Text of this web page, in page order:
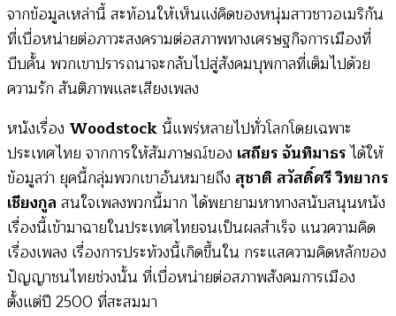
จากข้อมูลเหล่านี้ สะท้อนให้เห็นแง่คิดของหนุ่มสาวชาวอเมริกัน
ที่เบื่อหน่ายต่อภาวะสงครามต่อสภาพทางเศรษฐกิจการเมืองที่
บีบคั้น พวกเขาปรารถนาจะกลับไปสู่สังคมบุพกาลที่เต็มไปด้วย
ความรัก สันติภาพและเสียงเพลง
หนังเรื่อง Woodstockนี้แพร่หลายไปทั่วโลกโดยเฉพาะ
ประเทศไทย จากการให้สัมภาษณ์ของ เสถียร จันทิมาธรได้ให้
ข้อมูลว่า ยุคนี้กลุ่มพวกเขาอันหมายถึง สุชาติ สวัสดิ์ศรี วิทยากร
เชียงกูล สนใจเพลงพวกนี้มาก ได้พยายามหาทางสนับสนุนหนัง
เรื่องนี้เข้ามาฉายในประเทศไทยจนเป็นผลสำเร็จ แนวความคิด
เรื่องเพลง เรื่องการประท้วงนี้เกิดขึ้นใน กระแสความคิดหลักของ
ปัญญาชนไทยช่วงนั้น ที่เบื่อหน่ายต่อสภาพสังคมการเมือง
ตั้งแต่ปี 2500 ที่สะสมมา